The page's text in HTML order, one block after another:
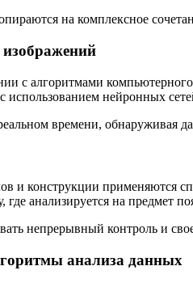
на комплексное
с алгоритмами
использованием нейронных
времени, обнаруживая
и конструкции применяются
где анализируется на предмет
непрерывный контроль и
анализа данных